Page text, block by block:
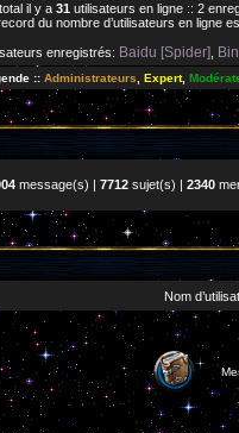
il y a 31 utilisateurs en ligne :: 2
du nombre d’utilisateurs en ligne
enregistrés: Baidu [Spider]
:: Administrateurs Expert,
message(s) | 7712 sujet(s) | 2340
Nom